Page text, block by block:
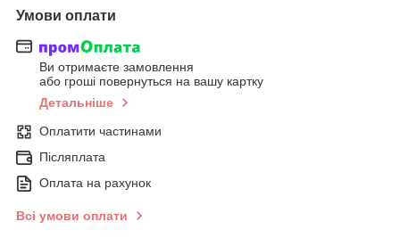
Умови оплати
Ви отримаєте замовлення
або гроші повернуться на вашу картку
Детальніше
Оплатити частинами
Післяплата
Оплата на рахунок
Всі умови оплати